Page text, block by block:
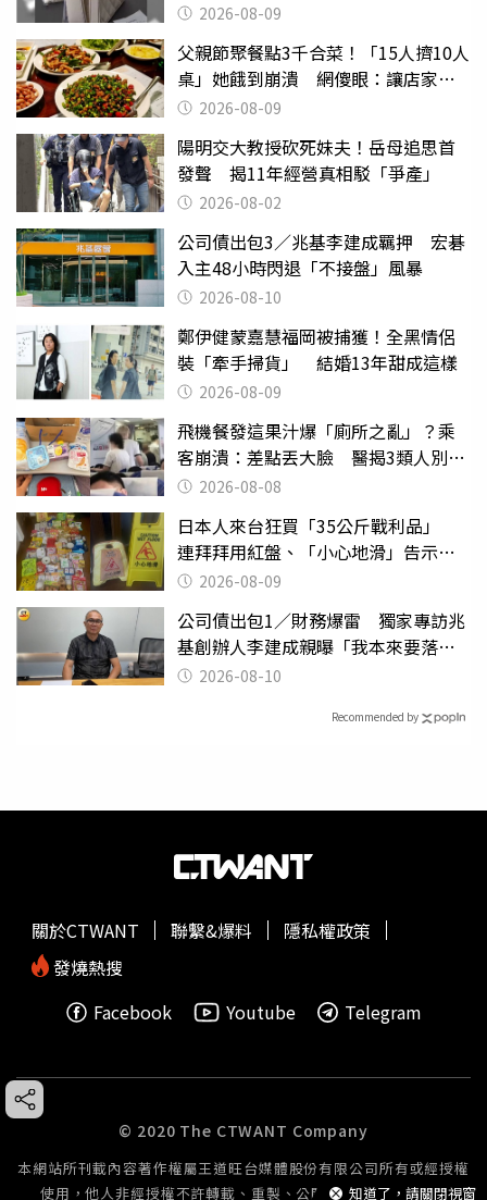
2026-08-09
父親節聚餐點3千合菜！「15人擠10人
桌」她餓到崩潰 網傻眼：讓店家看
笑話2026-08-09
陽明交大教授砍死妹夫！岳母追思首
發聲 揭11年經營真相駁「爭產」
2026-08-02
公司債出包3／兆基李建成羈押 宏碁
入主48小時閃退「不接盤」風暴
2026-08-10
鄭伊健蒙嘉慧福岡被捕獲！全黑情侶
裝「牽手掃貨」 結婚13年甜成這樣
2026-08-09
飛機餐發這果汁爆「廁所之亂」？乘
客崩潰：差點丟大臉 醫揭3類人別亂
喝 2026-08-08
日本人來台狂買「35公斤戰利品」
連拜拜用紅盤、「小心地滑」告示牌
也帶回家
2026-08-09
公司債出包1／財務爆雷 獨家專訪兆
基創辦人李建成親曝「我本來要落
跑」2026-08-10
Recommended by
知道了，請關閉視窗
關於CTWANT 聯繫&爆料
隱私權政策
發燒熱搜
Facebook
Youtube Telegram
© 2020 The CTWANT Company
本網站所刊載內容著作權屬王道旺台媒體股份有限公司所有或經授權
使用，他人非經授權不許轉載、重製、公開播送或公開傳輸。